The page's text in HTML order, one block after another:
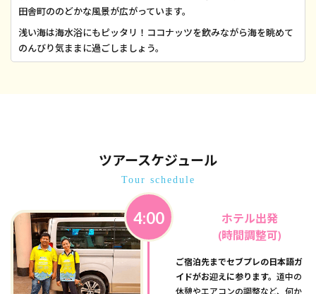
田舎町ののどかな風景が広がっています。
浅い海は海水浴にもピッタリ！ココナッツを飲みながら海を眺めて
のんびり気ままに過ごしましょう。
ツアースケジュール
Tour schedule
4:00
ホテル出発
(時間調整可)
ご宿泊先までセブプレの日本語ガ
イドがお迎えに参ります。 道中の
休憩やエアコンの調整など、何か